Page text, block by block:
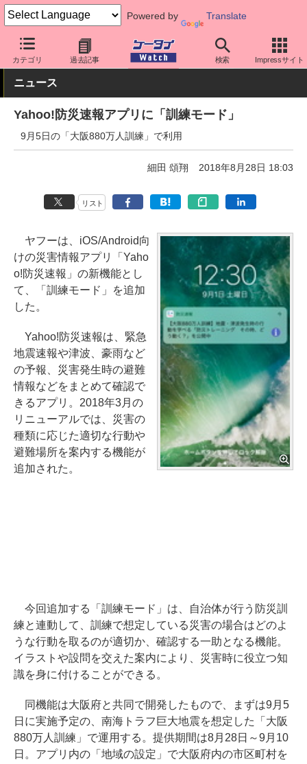
Powered by Translate
カテゴリ 過去記事 検索 Impressサイト
ケータイ Watch アプリ・サービス 災害・防災
ニュース
Yahoo!防災速報アプリに「訓練モード」
9月5日の「大阪880万人訓練」で利用
細田 頌翔 2018年8月28日 18:03
リスト
ヤフーは、iOS/Android向
けの災害情報アプリ「Yaho
o!防災速報」の新機能とし
て、「訓練モード」を追加
した。
Yahoo!防災速報は、緊急
地震速報や津波、豪雨など
の予報、災害発生時の避難
情報などをまとめて確認で
きるアプリ。2018年3月の
リニューアルでは、災害の
種類に応じた適切な行動や
避難場所を案内する機能が
追加された。
今回追加する「訓練モード」は、自治体が行う防災訓
練と連動して、訓練で想定している災害の場合はどのよ
うな行動を取るのが適切か、確認する一助となる機能。
イラストや設問を交えた案内により、災害時に役立つ知
識を身に付けることができる。
同機能は大阪府と共同で開発したもので、まずは9月5
日に実施予定の、南海トラフ巨大地震を想定した「大阪
880万人訓練」で運用する。提供期間は8月28日～9月10
日。アプリ内の「地域の設定」で大阪府内の市区町村を